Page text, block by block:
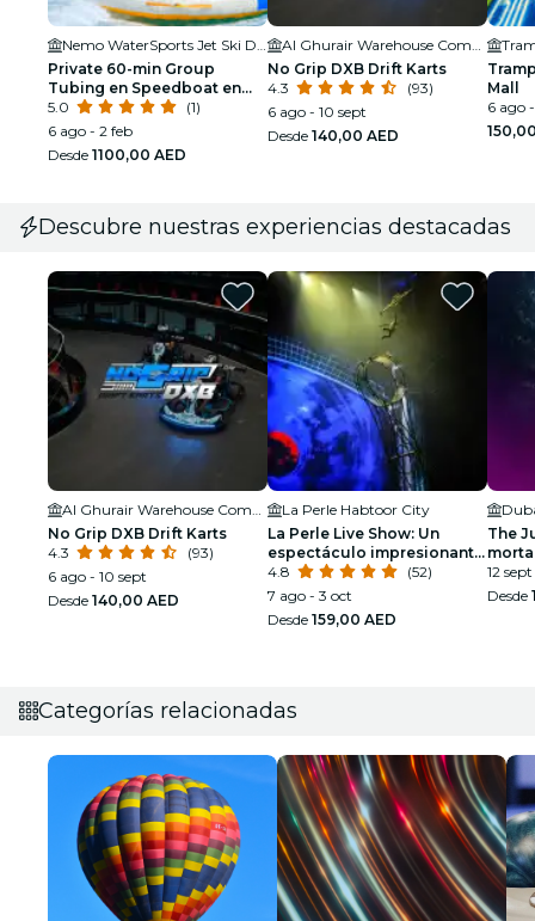
Private 60-min Group
Tubing en Speedboat en
Dubái
5.0
(1)
6 ago - 2 feb
Desde 1100,00 AED
No Grip DXB Drift Karts
4.3
(93)
6 ago - 10 sept
Desde 140,00 AED
Mall
6 ago
Descubre nuestras experiencias destacadas
No Grip DXB Drift Karts
4.3
(93)
6 ago - 10 sept
Desde 140,00 AED
La Perle Habtoor City
La Perle Live Show: Un
espectáculo impresionante
bajo el agua y aérea
4.8
(52)
7 ago - 3 oct
Desde 159,00 AED
The
12 sept
Desde
Categorías relacionadas